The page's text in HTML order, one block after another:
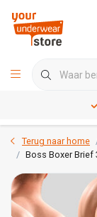
Terug naar home
Boss Boxer Brief